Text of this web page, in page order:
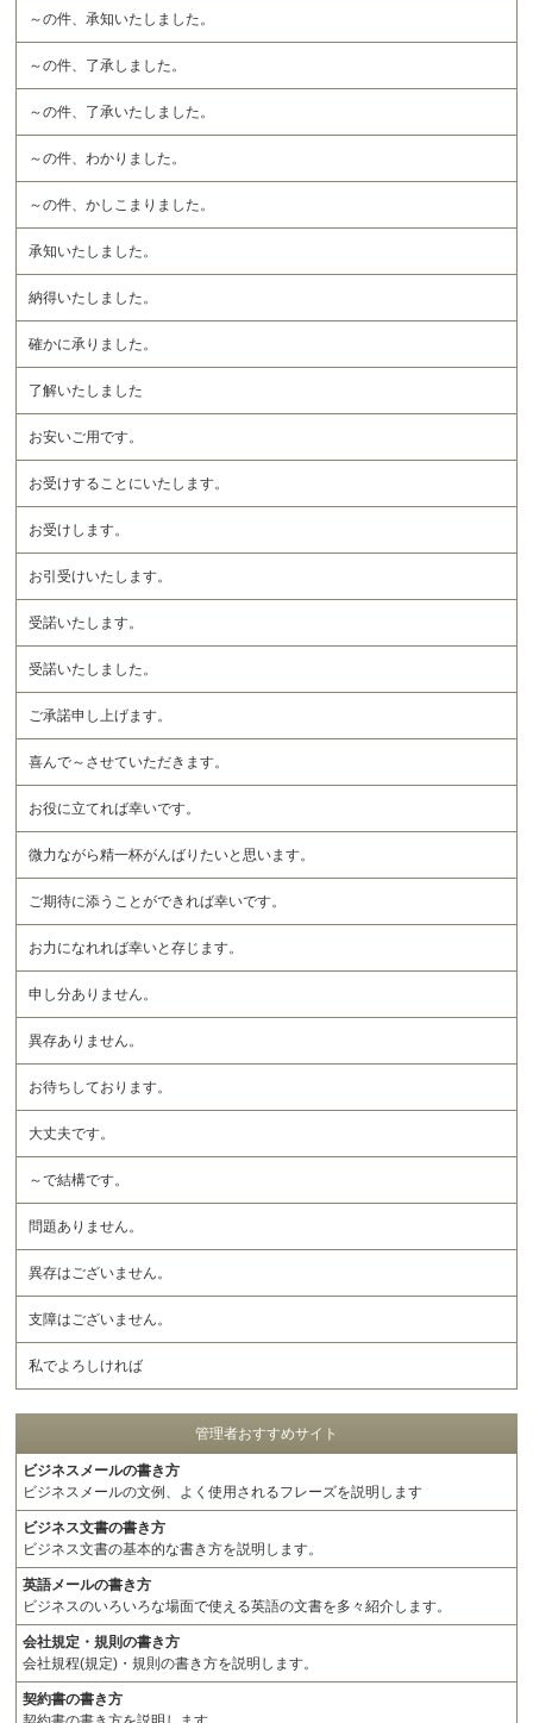
～の件、承知いたしました。
～の件、了承しました。
～の件、了承いたしました。
～の件、わかりました。
～の件、かしこまりました。
承知いたしました。
納得いたしました。
確かに承りました。
了解いたしました
お安いご用です。
お受けすることにいたします。
お受けします。
お引受けいたします。
受諾いたします。
受諾いたしました。
ご承諾申し上げます。
喜んで～させていただきます。
お役に立てれば幸いです。
微力ながら精一杯がんばりたいと思います。
ご期待に添うことができれば幸いです。
お力になれれば幸いと存じます。
申し分ありません。
異存ありません。
お待ちしております。
大丈夫です。
～で結構です。
問題ありません。
異存はございません。
支障はございません。
私でよろしければ
管理者おすすめサイト
ビジネスメールの書き方
ビジネスメールの文例、よく使用されるフレーズを説明します
ビジネス文書の書き方
ビジネス文書の基本的な書き方を説明します。
英語メールの書き方
ビジネスのいろいろな場面で使える英語の文書を多々紹介します。
会社規定・規則の書き方
会社規程(規定)・規則の書き方を説明します。
契約書の書き方